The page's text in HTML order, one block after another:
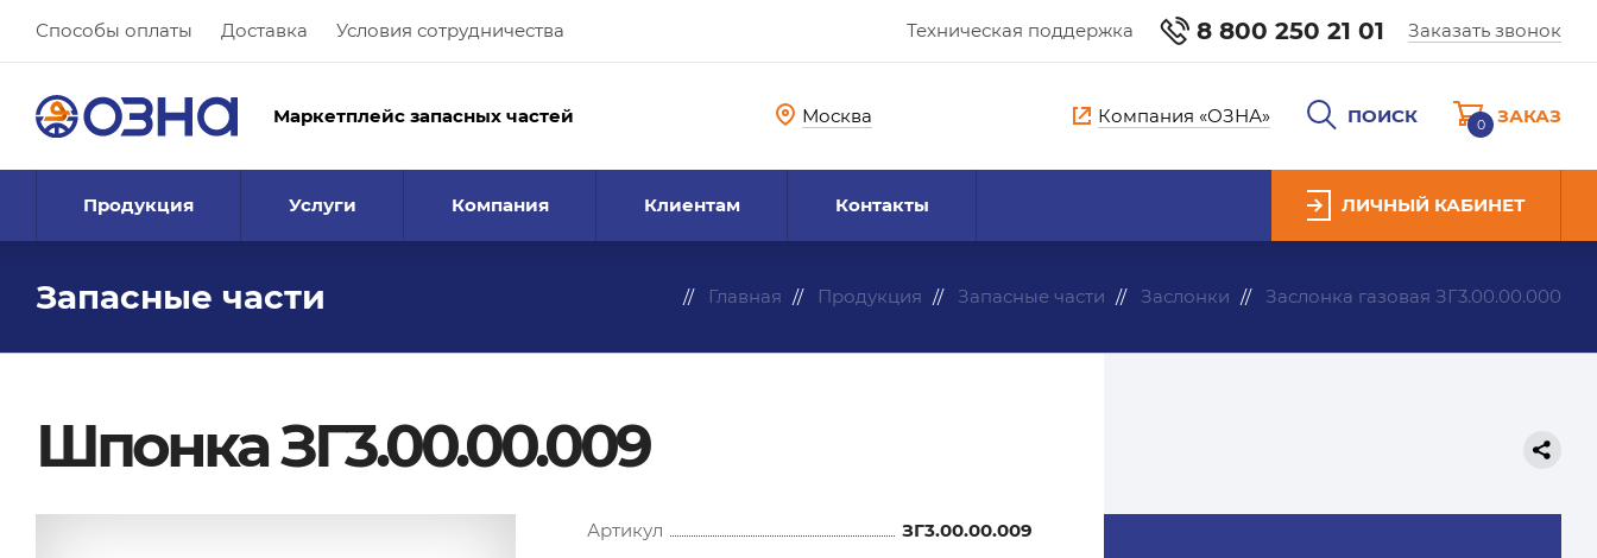
Способы оплаты Доставка Условия сотрудничества Техническая поддержка 8 800 250 21 01 Заказать звонок
Маркетплейс запасных частей Москва Компания «ОЗНА» ПОИСК 0 ЗАКАЗ
Продукция Услуги Компания Клиентам Контакты ЛИЧНЫЙ КАБИНЕТ
Запасные части Главная Продукция Запасные части Заслонки Заслонка газовая ЗГ3.00.00.000
Шпонка ЗГ3.00.00.009
Артикул
ЗГ3.00.00.009